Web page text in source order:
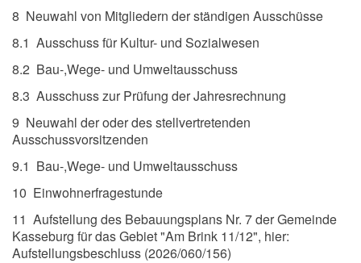
8 Neuwahl von Mitgliedern der ständigen Ausschüsse
8.1 Ausschuss für Kultur- und Sozialwesen
8.2 Bau-,Wege- und Umweltausschuss
8.3 Ausschuss zur Prüfung der Jahresrechnung
9 Neuwahl der oder des stellvertretenden
Ausschussvorsitzenden
9.1 Bau-,Wege- und Umweltausschuss
10 Einwohnerfragestunde
11 Aufstellung des Bebauungsplans Nr. 7 der Gemeinde
Kasseburg für das Gebiet "Am Brink 11/12", hier:
Aufstellungsbeschluss (2026/060/156)